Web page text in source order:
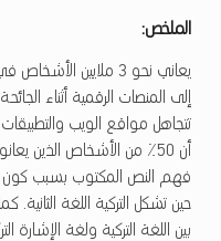
الملخص:
يعاني نحو 3 ملايين
إلى المنصات الرقمية أثناء
تتجاهل مواقع الويب والتطبيقات
أن 50٪ من الأشخاص
فهم النص المكتوب بسبب كون
حين تشكل التركية اللغة الثانية.
بين اللغة التركية ولغة الإشارة